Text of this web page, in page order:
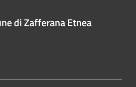
di Zafferana Etnea